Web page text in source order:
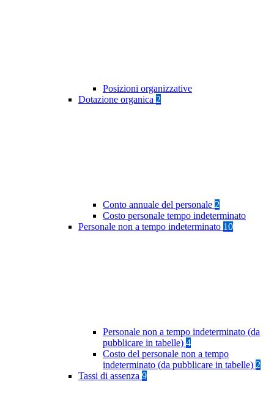
Posizioni organizzative
Dotazione organica 2
Conto annuale del personale 2
Costo personale tempo indeterminato
Personale non a tempo indeterminato 10
Personale non a tempo indeterminato (da
pubblicare in tabelle) 4
Costo del personale non a tempo
indeterminato (da pubblicare in tabelle) 2
Tassi di assenza 9